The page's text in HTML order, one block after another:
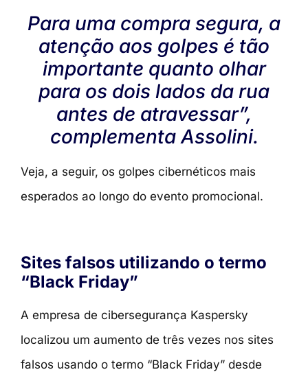
Para uma compra segura, a
atenção aos golpes é tão
importante quanto olhar
para os dois lados da rua
antes de atravessar”,
complementa Assolini.
Veja, a seguir, os golpes cibernéticos mais
esperados ao longo do evento promocional.
Sites falsos utilizando o termo
“Black Friday”
A empresa de cibersegurança Kaspersky
localizou um aumento de três vezes nos sites
falsos usando o termo “Black Friday” desde